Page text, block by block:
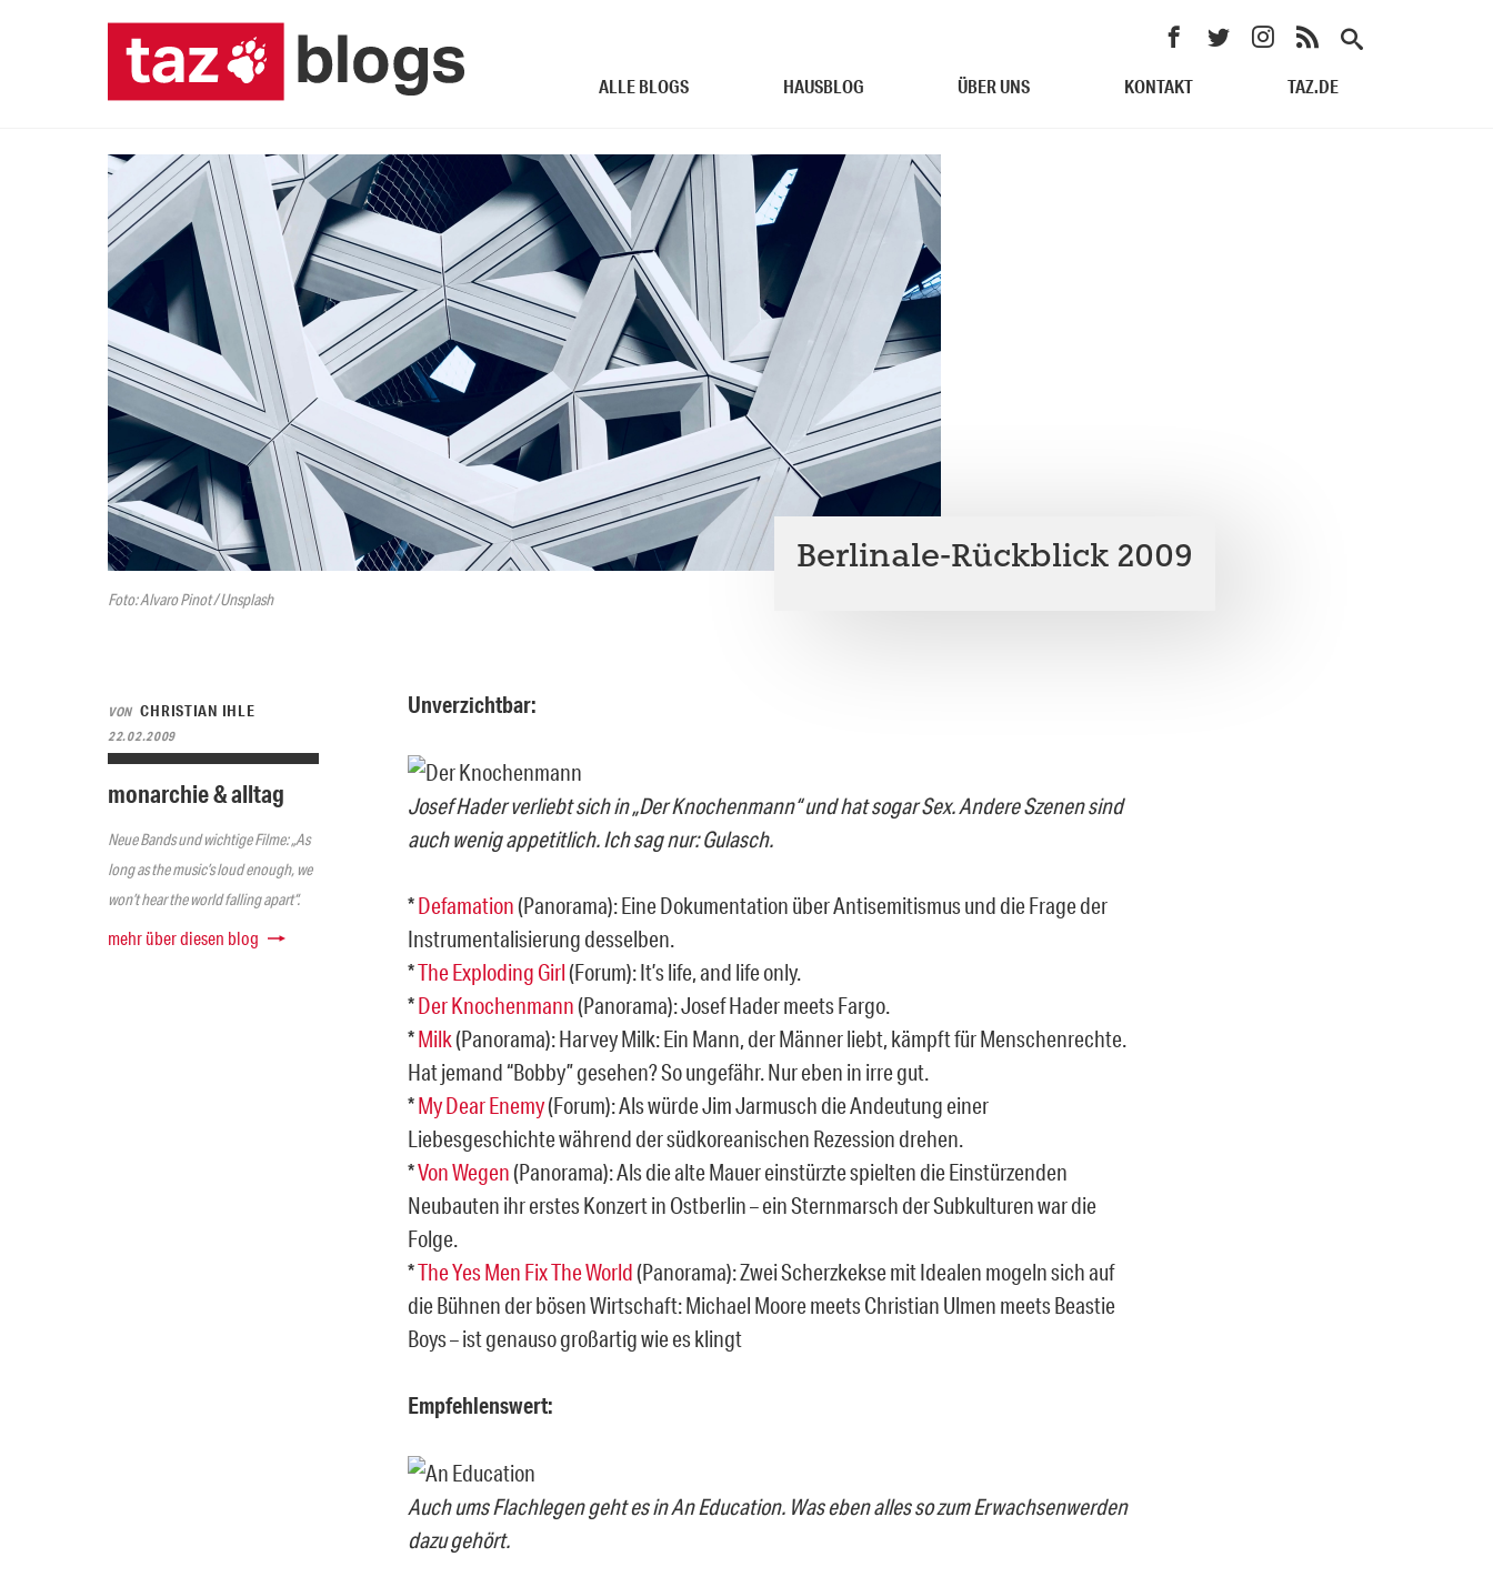
ALLE BLOGS HAUSBLOG ÜBER UNS KONTAKT TAZ.DE
Foto: Alvaro Pinot / Unsplash
Berlinale-Rückblick 2009
VON CHRISTIAN IHLE
22.02.2009
monarchie & alltag
Neue Bands und wichtige Filme: „As
long as the music’s loud enough, we
won’t hear the world falling apart“.
mehr über diesen blog
Unverzichtbar:
Josef Hader verliebt sich in „Der Knochenmann“ und hat sogar Sex. Andere Szenen sind
auch wenig appetitlich. Ich sag nur: Gulasch.
*Defamation(Panorama): Eine Dokumentation über Antisemitismus und die Frage der
Instrumentalisierung desselben.
*The Exploding Girl(Forum): It’s life, and life only.
*Der Knochenmann(Panorama): Josef Hader meets Fargo.
*Milk(Panorama): Harvey Milk: Ein Mann, der Männer liebt, kämpft für Menschenrechte.
Hat jemand “Bobby” gesehen? So ungefähr. Nur eben in irre gut.
*My Dear Enemy(Forum): Als würde Jim Jarmusch die Andeutung einer
Liebesgeschichte während der südkoreanischen Rezession drehen.
*Von Wegen(Panorama): Als die alte Mauer einstürzte spielten die Einstürzenden
Neubauten ihr erstes Konzert in Ostberlin – ein Sternmarsch der Subkulturen war die
Folge.
*The Yes Men Fix The World(Panorama): Zwei Scherzkekse mit Idealen mogeln sich auf
die Bühnen der bösen Wirtschaft: Michael Moore meets Christian Ulmen meets Beastie
Boys – ist genauso großartig wie es klingt
Empfehlenswert:
Auch ums Flachlegen geht es in An Education. Was eben alles so zum Erwachsenwerden
dazu gehört.